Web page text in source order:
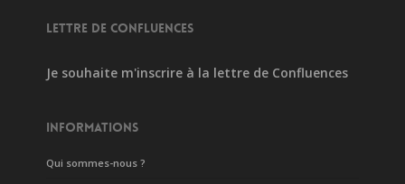
LETTRE DE CONFLUENCES
Je souhaite m'inscrire à la lettre de Confluences
INFORMATIONS
Qui sommes-nous ?